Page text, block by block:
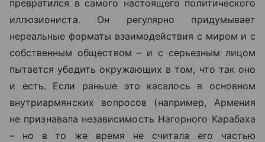
превратился в самого настоящего политического
иллюзиониста. Он регулярно придумывает
нереальные форматы взаимодействия с миром и с
собственным обществом – и с серьезным лицом
пытается убедить окружающих в том, что так оно
и есть. Если раньше это касалось в основном
внутриармянских вопросов (например, Армения
не признавала независимость Нагорного Карабаха
– но в то же время не считала его частью